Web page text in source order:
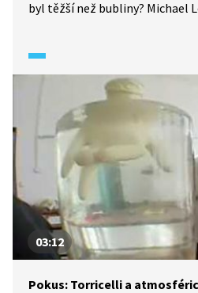
byl těžší než bubliny? Michael
vyplníme akvárium. Bubliny se
nad oxidem uhličitým, jelikož je
03:12
Pokus: Torricelli a